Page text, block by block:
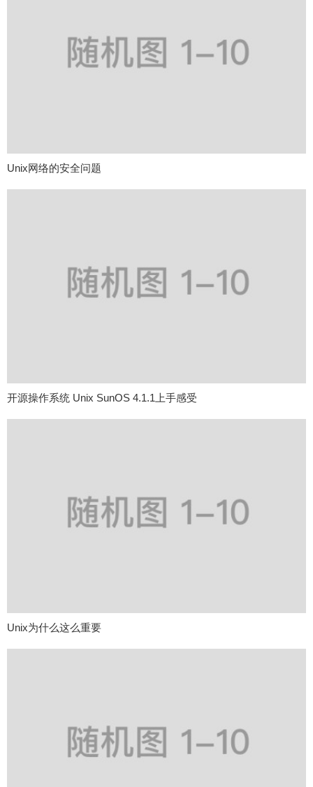
Unix网络的安全问题
开源操作系统 Unix SunOS 4.1.1上手感受
Unix为什么这么重要